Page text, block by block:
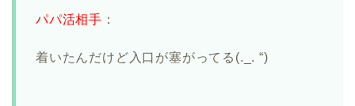
パパ活相手 ：
着いたんだけど入口が塞がってる(._. “)